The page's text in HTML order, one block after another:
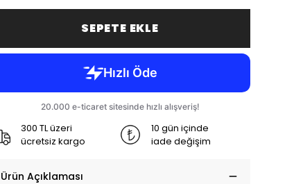
SEPETE EKLE
300 TL üzeri
ücretsiz kargo
10 gün içinde
iade değişim
Ürün Açıklaması